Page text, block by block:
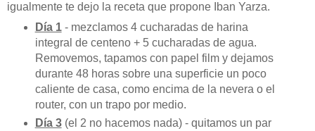
igualmente te dejo la receta que propone Iban Yarza.
Día 1- mezclamos 4 cucharadas de harina
integral de centeno + 5 cucharadas de agua.
Removemos, tapamos con papel film y dejamos
durante 48 horas sobre una superficie un poco
caliente de casa, como encima de la nevera o el
router, con un trapo por medio.
Día 3(el 2 no hacemos nada) - quitamos un par